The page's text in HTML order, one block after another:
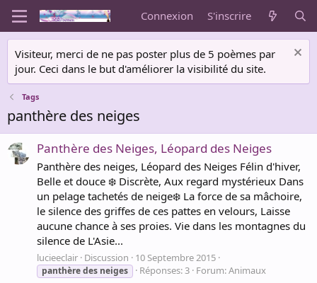
Connexion S'inscrire
Visiteur, merci de ne pas poster plus de 5 poèmes par
jour. Ceci dans le but d'améliorer la visibilité du site.
Tags
panthère des neiges
Panthère des Neiges, Léopard des Neiges
Panthère des neiges, Léopard des Neiges Félin d'hiver,
Belle et douce ❄️ Discrète, Aux regard mystérieux Dans
un pelage tachetés de neige❄️ La force de sa mâchoire,
le silence des griffes de ces pattes en velours, Laisse
aucune chance à ses proies. Vie dans les montagnes du
silence de L'Asie...
lucieeclair Discussion 10 Septembre 2015
panthèredes neiges Réponses: 3 Forum:Animaux